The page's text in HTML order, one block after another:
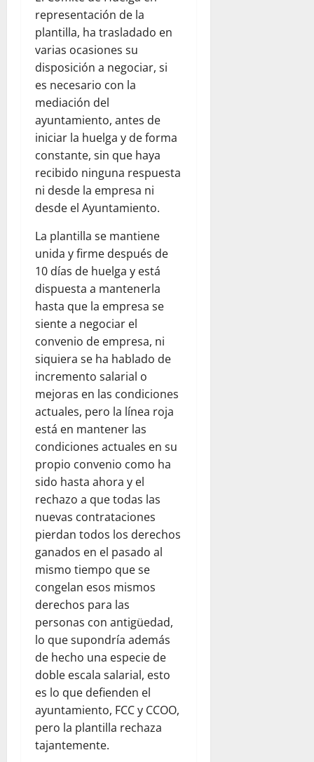
representación de la
plantilla, ha trasladado en
varias ocasiones su
disposición a negociar, si
es necesario con la
mediación del
ayuntamiento, antes de
iniciar la huelga y de forma
constante, sin que haya
recibido ninguna respuesta
ni desde la empresa ni
desde el Ayuntamiento.
La plantilla se mantiene
unida y firme después de
10 días de huelga y está
dispuesta a mantenerla
hasta que la empresa se
siente a negociar el
convenio de empresa, ni
siquiera se ha hablado de
incremento salarial o
mejoras en las condiciones
actuales, pero la línea roja
está en mantener las
condiciones actuales en su
propio convenio como ha
sido hasta ahora y el
rechazo a que todas las
nuevas contrataciones
pierdan todos los derechos
ganados en el pasado al
mismo tiempo que se
congelan esos mismos
derechos para las
personas con antigüedad,
lo que supondría además
de hecho una especie de
doble escala salarial, esto
es lo que defienden el
ayuntamiento, FCC y CCOO,
pero la plantilla rechaza
tajantemente.